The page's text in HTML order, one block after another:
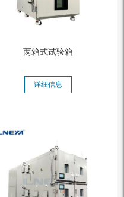
两箱式试验箱
详细信息